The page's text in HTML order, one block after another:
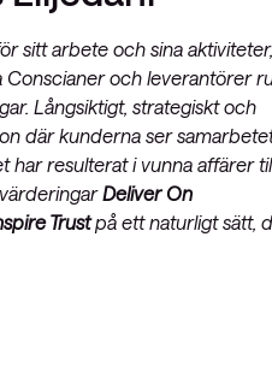
sitt arbete och sina aktiviteter,
och leverantörer
Långsiktigt, strategiskt och
där kunderna ser
har resulterat i vunna affärer
Deliver On
Trustpå ett naturligt sätt,